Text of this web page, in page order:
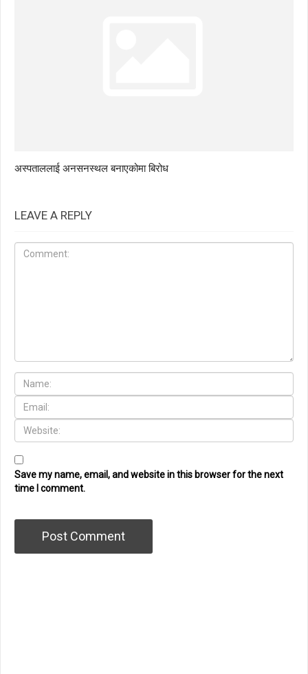
अस्पताललाई अनसनस्थल बनाएकोमा बिरोध
LEAVE A REPLY
Save my name, email, and website in this browser for the next
time I comment.